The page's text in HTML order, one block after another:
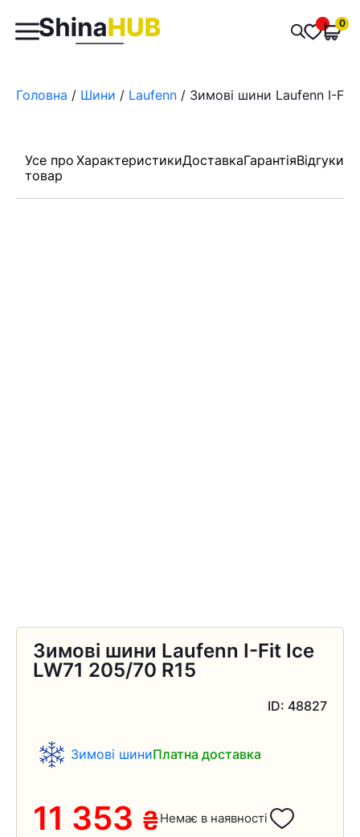
Пошук
товарів
0
Головна / Шини / Laufenn / Зимові шини Laufenn I-Fit
Усе про
товар
ХарактеристикиДоставкаГарантіяВідгуки
Зимові шини Laufenn I-Fit Ice
LW71 205/70 R15
ID: 48827
Зимові шиниПлатна доставка
11 353 ₴Немає в наявності